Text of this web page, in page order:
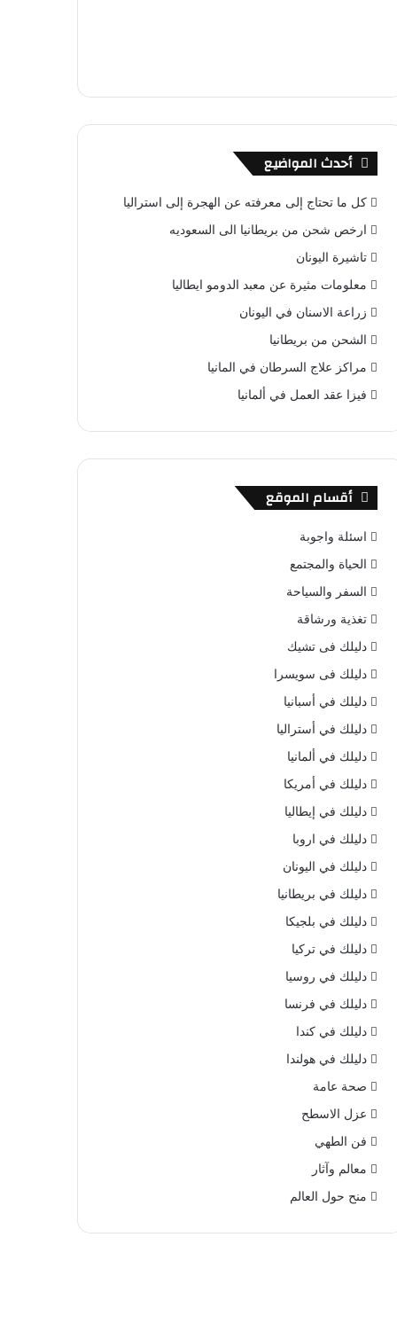
أحدث المواضيع
كل ما تحتاج إلى معرفته عن الهجرة إلى استراليا
ارخص شحن من بريطانيا الى السعوديه
تاشيرة اليونان
معلومات مثيرة عن معبد الدومو ايطاليا
زراعة الاسنان في اليونان
الشحن من بريطانيا
مراكز علاج السرطان في المانيا
فيزا عقد العمل في ألمانيا
أقسام الموقع
اسئلة واجوبة
الحياة والمجتمع
السفر والسياحة
تغذية ورشاقة
دليلك فى تشيك
دليلك فى سويسرا
دليلك في أسبانيا
دليلك في أستراليا
دليلك في ألمانيا
دليلك في أمريكا
دليلك في إيطاليا
دليلك في اروبا
دليلك في اليونان
دليلك في بريطانيا
دليلك في بلجيكا
دليلك في تركيا
دليلك في روسيا
دليلك في فرنسا
دليلك في كندا
دليلك في هولندا
صحة عامة
عزل الاسطح
فن الطهي
معالم وآثار
منح حول العالم